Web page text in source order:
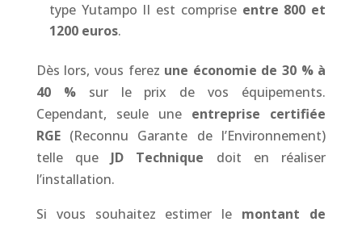
type Yutampo II est comprise entre 800 et
1200 euros.
Dès lors, vous ferez une économie de 30 % à
40 %sur le prix de vos équipements.
Cependant, seule une entreprise certifiée
RGE(Reconnu Garante de l’Environnement)
telle que JD Technique doit en réaliser
l’installation.
Si vous souhaitez estimer le montant de